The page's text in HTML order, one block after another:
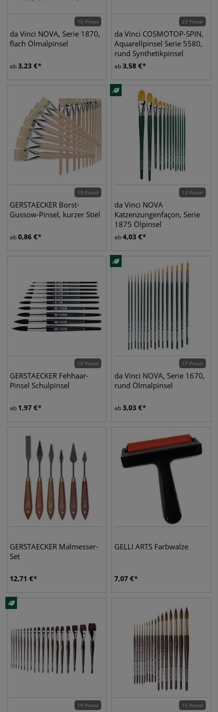
15 Pinsel
da Vinci NOVA, Serie 1870,
flach Ölmalpinsel
ab3,23 €
23 Pinsel
da Vinci COSMOTOP-SPIN,
Aquarellpinsel Serie 5580,
rund Synthetikpinsel
ab3,58 €
19 Pinsel
GERSTAECKER Borst-
Gussow-Pinsel, kurzer Stiel
ab0,86 €
13 Pinsel
da Vinci NOVA
Katzenzungenfaçon, Serie
1875 Ölpinsel
ab4,03 €
10 Pinsel
GERSTAECKER Fehhaar-
Pinsel Schulpinsel
ab 1,97 €
17 Pinsel
da Vinci NOVA, Serie 1670,
rund Ölmalpinsel
ab3,03 €
GERSTAECKER Malmesser-
Set
12,71 €
GELLI ARTS Farbwalze
7,07 €
19 Pinsel 15 Pinsel